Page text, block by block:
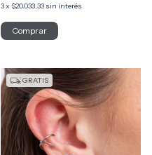
3x $20.033,33 sin interés
GRATIS